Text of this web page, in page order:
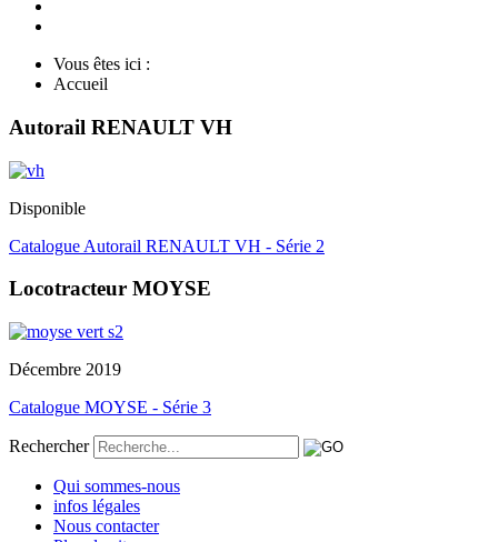
Vous êtes ici :
Accueil
Autorail RENAULT VH
Disponible
Catalogue Autorail RENAULT VH - Série 2
Locotracteur MOYSE
Décembre 2019
Catalogue MOYSE - Série 3
Rechercher
Qui sommes-nous
infos légales
Nous contacter